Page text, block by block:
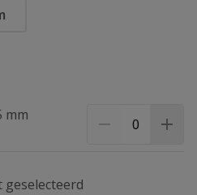
mm
geselecteerd